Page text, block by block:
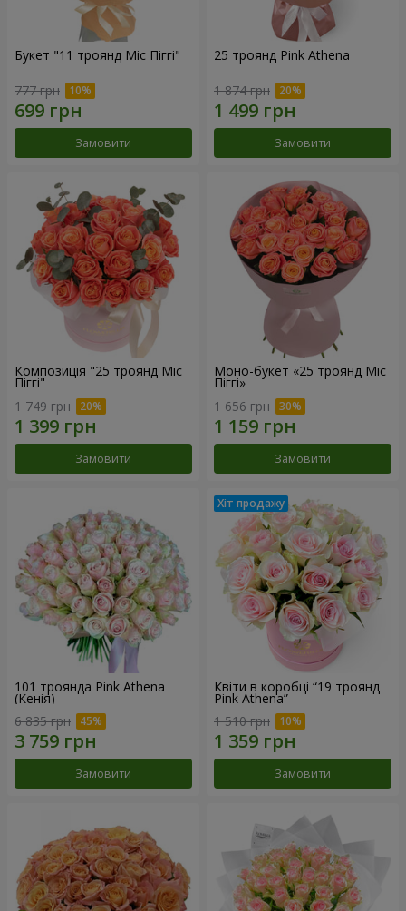
Букет "11 троянд Міс Піггі"
777 грн
Замовити
25 троянд Pink Athena
1 874 грн
Замовити
Композиція "25 троянд Міс
Піггі"
1 749 грн
Замовити
Моно-букет «25 троянд Міс
Піггі»
1 656 грн
Замовити
101 троянда Pink Athena
(Кенія)
6 835 грн
Замовити
Квіти в коробці “19 троянд
Pink Athena”
1 510 грн
Замовити